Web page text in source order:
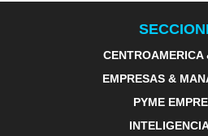
CENTROAMERICA
EMPRESAS &
PYME